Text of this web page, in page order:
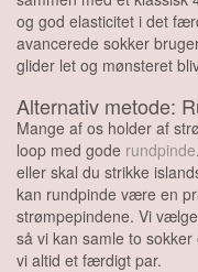
og god elasticitet i det
avancerede sokker
glider let og mønsteret
Alternativ metode:
Mange af os holder af
loop med gode rundpinde
eller skal du strikke
kan rundpinde være en
strømpepindene. Vi
så vi kan samle to
vi altid et færdigt par.